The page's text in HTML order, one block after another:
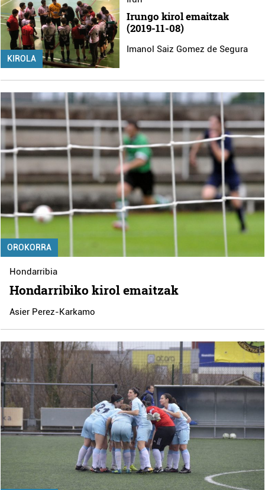
KIROLA
Irungo kirol emaitzak
(2019-11-08)
Imanol Saiz Gomez de Segura
OROKORRA
Hondarribia
Hondarribiko kirol emaitzak
Asier Perez-Karkamo